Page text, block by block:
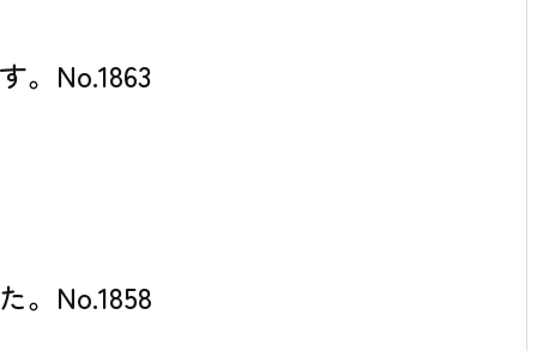
。No.1863
。No.1858